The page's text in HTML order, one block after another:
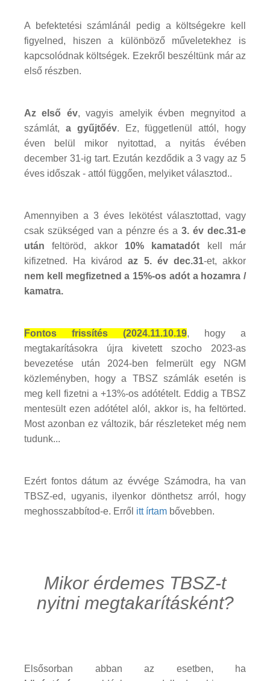
A befektetési számlánál pedig a költségekre kell
figyelned, hiszen a különböző műveletekhez is
kapcsolódnak költségek. Ezekről beszéltünk már az
első részben.
Az első év, vagyis amelyik évben megnyitod a
számlát, a gyűjtőév. Ez, függetlenül attól, hogy
éven belül mikor nyitottad, a nyitás évében
december 31-ig tart. Ezután kezdődik a 3 vagy az 5
éves időszak - attól függően, melyiket választod..
Amennyiben a 3 éves lekötést választottad, vagy
csak szükséged van a pénzre és a3. év dec.31-e
után feltöröd, akkor 10% kamatadót
kell már
kifizetned. Ha kivárodaz 5. év dec.31-et, akkor
nem kell megfizetned a 15%-os adót a hozamra /
kamatra.
Fontos frissítés (2024.11.10.19, hogy a
megtakarításokra újra kivetett szocho 2023-as
bevezetése után 2024-ben felmerült egy NGM
közleményben, hogy a TBSZ számlák esetén is
meg kell fizetni a +13%-os adótételt. Eddig a TBSZ
mentesült ezen adótétel alól, akkor is, ha feltörted.
Most azonban ez változik, bár részleteket még nem
tudunk...
Ezért fontos dátum az évvége Számodra, ha van
TBSZ-ed, ugyanis, ilyenkor dönthetsz arról, hogy
meghosszabbítod-e. Erről itt írtam bővebben.
Mikor érdemes TBSZ-t
nyitni megtakarításként?
Elsősorban abban az esetben, ha